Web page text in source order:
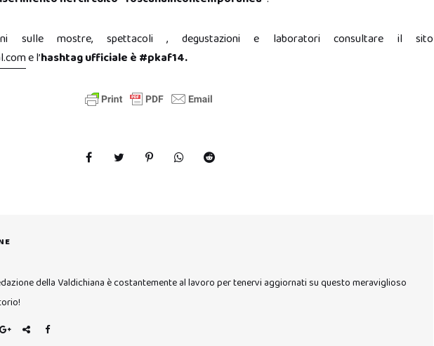
sulle mostre, spettacoli , degustazioni e laboratori consultare il sito
e l’hashtag ufficiale è #pkaf14.
della Valdichiana è costantemente al lavoro per tenervi aggiornati su questo meraviglioso